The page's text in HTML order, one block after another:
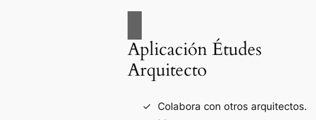
Aplicación Études
Arquitecto
Colabora con otros arquitectos.